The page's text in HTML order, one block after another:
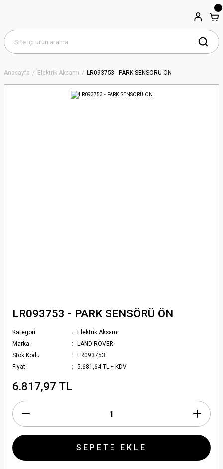
Anasayfa Elektrik Aksamı LR093753 - PARK SENSÖRÜ ÖN
LR093753 - PARK SENSÖRÜ ÖN
Kategori
Elektrik Aksamı
Marka
LAND ROVER
Stok Kodu
LR093753
Fiyat
5.681,64 TL + KDV
6.817,97 TL
SEPETE EKLE